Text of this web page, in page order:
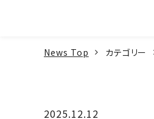
News Top カテゴリー
2025.12.12